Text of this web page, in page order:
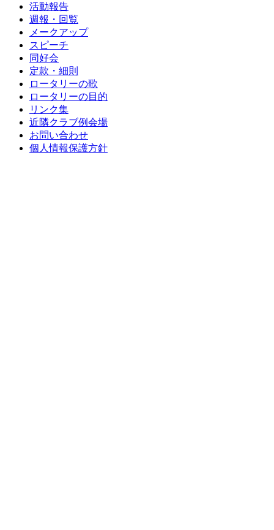
活動報告
週報・回覧
メークアップ
スピーチ
同好会
定款・細則
ロータリーの歌
ロータリーの目的
リンク集
近隣クラブ例会場
お問い合わせ
個人情報保護方針